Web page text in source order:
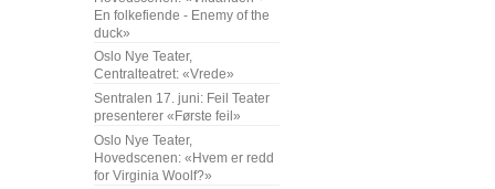
En folkefiende - Enemy of the
duck»
Oslo Nye Teater,
Centralteatret: «Vrede»
Sentralen 17. juni: Feil Teater
presenterer «Første feil»
Oslo Nye Teater,
Hovedscenen: «Hvem er redd
for Virginia Woolf?»